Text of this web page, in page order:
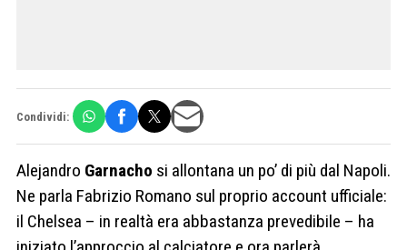
Condividi:
Alejandro Garnacho si allontana un po’ di più dal Napoli.
Ne parla Fabrizio Romano sul proprio account ufficiale:
il Chelsea – in realtà era abbastanza prevedibile – ha